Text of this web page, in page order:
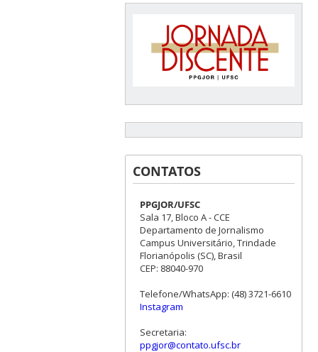
CONTATOS
PPGJOR/UFSC
Sala 17, Bloco A - CCE
Departamento de Jornalismo
Campus Universitário, Trindade
Florianópolis (SC), Brasil
CEP: 88040-970
Telefone/WhatsApp: (48) 3721-6610
Instagram
Secretaria:
ppgjor@contato.ufsc.br